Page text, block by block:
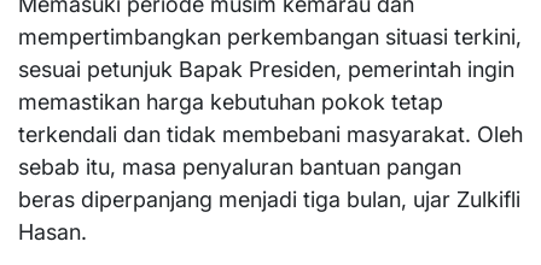
mempertimbangkan perkembangan situasi terkini,
sesuai petunjuk Bapak Presiden, pemerintah ingin
memastikan harga kebutuhan pokok tetap
terkendali dan tidak membebani masyarakat. Oleh
sebab itu, masa penyaluran bantuan pangan
beras diperpanjang menjadi tiga bulan, ujar Zulkifli
Hasan.